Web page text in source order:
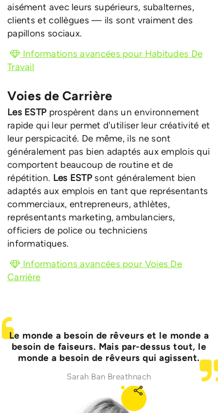
aisément avec leurs supérieurs, subalternes,
clients et collègues — ils sont vraiment des
papillons sociaux.
Informations avancées pour Habitudes De
Travail
Voies de Carrière
Les ESTP prospèrent dans un environnement
rapide qui leur permet d'utiliser leur créativité et
leur perspicacité. De même, ils ne sont
généralement pas bien adaptés aux emplois qui
comportent beaucoup de routine et de
répétition. Les ESTP sont généralement bien
adaptés aux emplois en tant que représentants
commerciaux, entrepreneurs, athlètes,
représentants marketing, ambulanciers,
officiers de police ou techniciens
informatiques.
Informations avancées pour Voies De
Carrière
Le monde a besoin de rêveurs et le monde a
besoin de faiseurs. Mais par-dessus tout, le
monde a besoin de rêveurs qui agissent.
Sarah Ban Breathnach